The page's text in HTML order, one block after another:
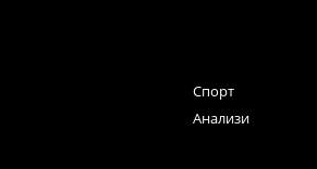
Спорт
Анализи